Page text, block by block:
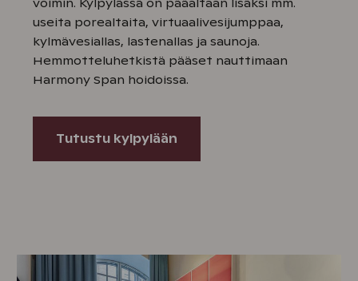
voimin. Kylpylässä on pääaltaan lisäksi mm.
useita porealtaita, virtuaalivesijumppaa,
kylmävesiallas, lastenallas ja saunoja.
Hemmotteluhetkistä pääset nauttimaan
Harmony Span hoidoissa.
Tutustu kylpylään